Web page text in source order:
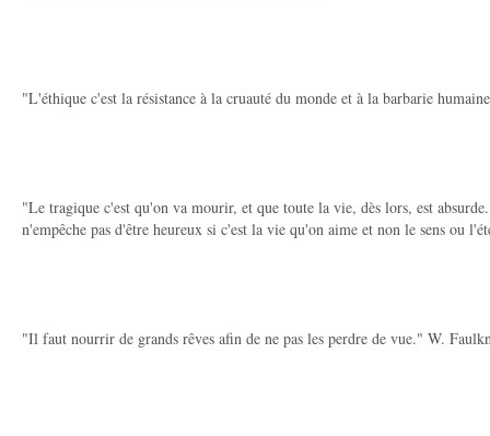
"L'éthique c'est la résistance à la cruauté du monde et à la barbarie
"Le tragique c'est qu'on va mourir, et que toute la vie, dès lors, est
n'empêche pas d'être heureux si c'est la vie qu'on aime et non le sens ou
"Il faut nourrir de grands rêves afin de ne pas les perdre de vue." W.